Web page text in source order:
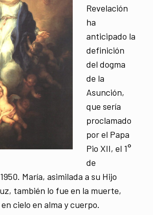
Revelación
ha
anticipado la
definición
del dogma
de la
Asunción,
que sería
proclamado
por el Papa
Pio XII, el 1°
de
María, asimilada a su Hijo
también lo fue en la muerte,
cielo en alma y cuerpo.